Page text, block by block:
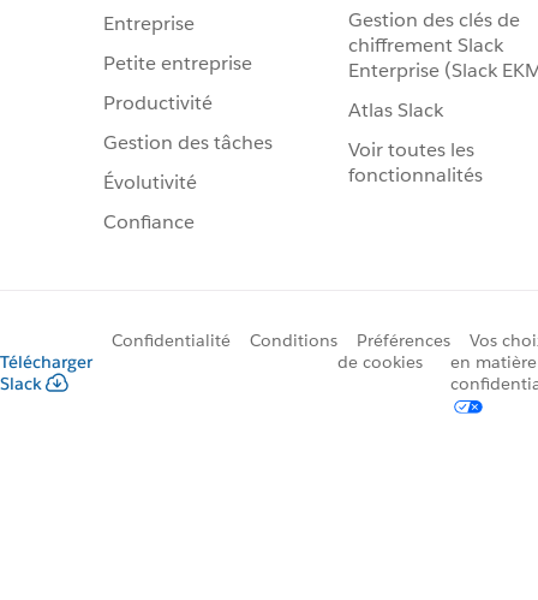
Entreprise
Petite entreprise
Productivité
Gestion des tâches
Évolutivité
Confiance
Gestion des clés de
chiffrement Slack
Enterprise (Slack
Atlas Slack
Voir toutes les
fonctionnalités
Télécharger
Slack
Confidentialité Conditions
Préférences
de cookies
Vos
en